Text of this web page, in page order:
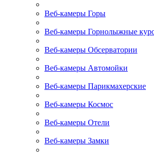
Веб-камеры Горы
Веб-камеры Горнолыжные
Веб-камеры Обсерватории
Веб-камеры Автомойки
Веб-камеры Парикмахерские
Веб-камеры Космос
Веб-камеры Отели
Веб-камеры Замки